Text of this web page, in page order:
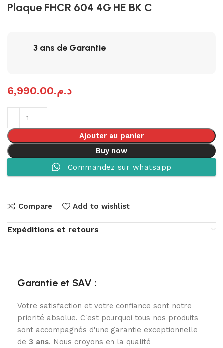
Plaque FHCR 604 4G HE BK C
3 ans de Garantie
د.م.6,990.00
Ajouter au panier
Buy now
Commandez sur whatsapp
Compare Add to wishlist
Expéditions et retours
Garantie et SAV :
Votre satisfaction et votre confiance sont notre
priorité absolue. C'est pourquoi tous nos produits
sont accompagnés d'une garantie exceptionnelle
de 3 ans. Nous croyons en la qualité